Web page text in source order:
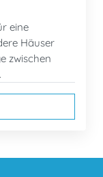
eine
Häuser
zwischen